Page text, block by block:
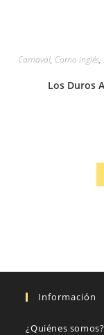
Carnaval, Corno inglés,
Los Duros
Información
¿Quiénes somos?